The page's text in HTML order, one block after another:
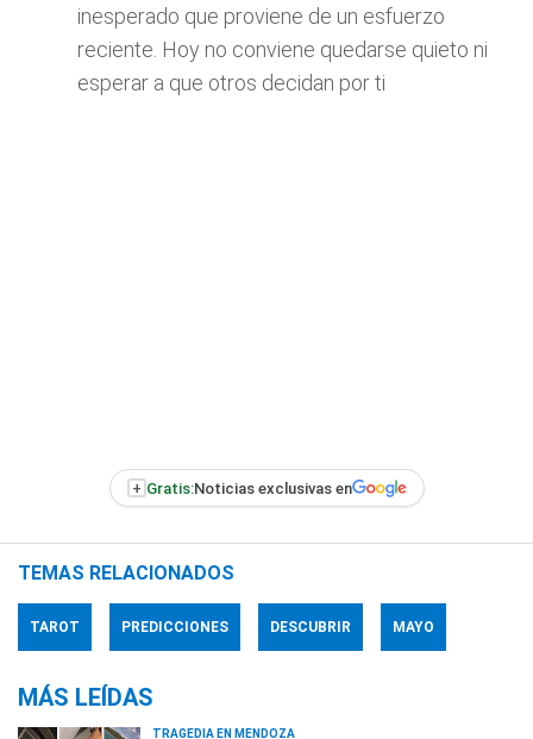
inesperado que proviene de un esfuerzo
reciente. Hoy no conviene quedarse quieto ni
esperar a que otros decidan por ti
+ Gratis:Noticias exclusivas en
TEMAS RELACIONADOS
TAROT PREDICCIONES DESCUBRIR MAYO
MÁS LEÍDAS
TRAGEDIA EN MENDOZA